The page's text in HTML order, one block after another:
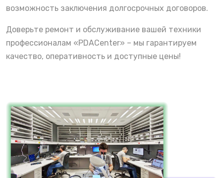
возможность заключения долгосрочных договоров.
Доверьте ремонт и обслуживание вашей техники
профессионалам «PDACenter» – мы гарантируем
качество, оперативность и доступные цены!